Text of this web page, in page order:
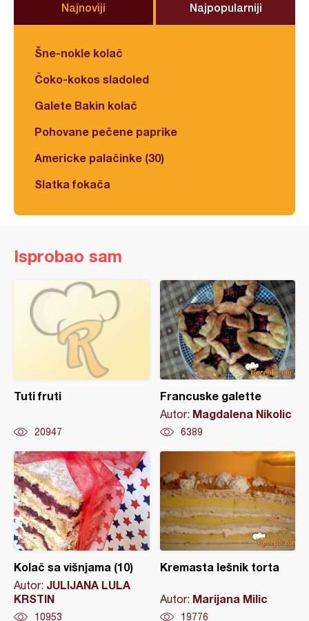
Najnoviji Najpopularniji
Šne-nokle kolač
Čoko-kokos sladoled
Galete Bakin kolač
Pohovane pečene paprike
Americke palačinke (30)
Slatka fokača
Isprobao sam
Tuti fruti
20947
Francuske galette
Autor: Magdalena Nikolic
6389
Kolač sa višnjama (10)
Autor: JULIJANA LULA
KRSTIN
10953
Kremasta lešnik torta
Autor: Marijana Milic
19776